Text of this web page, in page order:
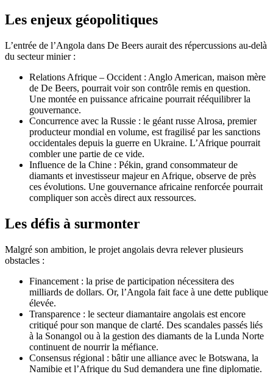
Les enjeux géopolitiques
L’entrée de l’Angola dans De Beers aurait des répercussions au-delà
du secteur minier :
Relations Afrique – Occident : Anglo American, maison mère
de De Beers, pourrait voir son contrôle remis en question.
Une montée en puissance africaine pourrait rééquilibrer la
gouvernance.
Concurrence avec la Russie : le géant russe Alrosa, premier
producteur mondial en volume, est fragilisé par les sanctions
occidentales depuis la guerre en Ukraine. L’Afrique pourrait
combler une partie de ce vide.
Influence de la Chine : Pékin, grand consommateur de
diamants et investisseur majeur en Afrique, observe de près
ces évolutions. Une gouvernance africaine renforcée pourrait
compliquer son accès direct aux ressources.
Les défis à surmonter
Malgré son ambition, le projet angolais devra relever plusieurs
obstacles :
Financement : la prise de participation nécessitera des
milliards de dollars. Or, l’Angola fait face à une dette publique
élevée.
Transparence : le secteur diamantaire angolais est encore
critiqué pour son manque de clarté. Des scandales passés liés
à la Sonangol ou à la gestion des diamants de la Lunda Norte
continuent de nourrir la méfiance.
Consensus régional : bâtir une alliance avec le Botswana, la
Namibie et l’Afrique du Sud demandera une fine diplomatie.